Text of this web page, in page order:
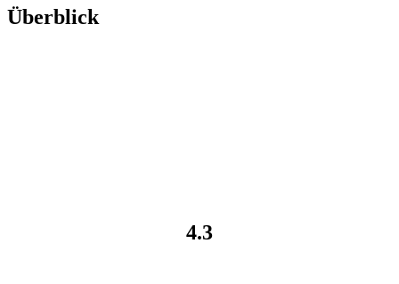
Überblick
4.3